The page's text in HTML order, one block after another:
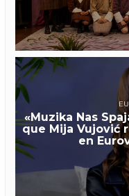
«Muzika Nas
que Mija Vujović
en